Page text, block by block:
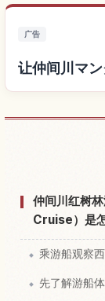
广告
让仲间川マ
仲间川红树
Cruise）是
乘游船观察
先了解游船